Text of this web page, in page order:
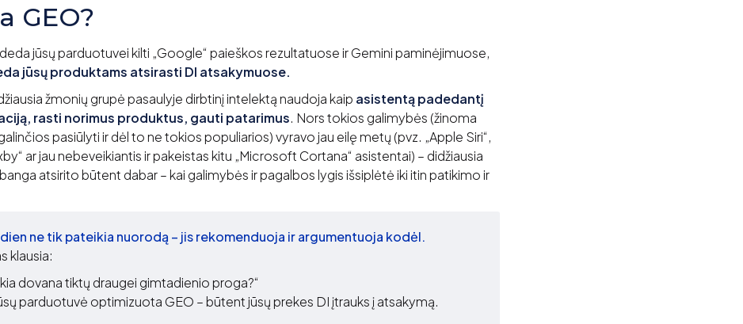
GEO?
jūsų parduotuvei kilti „Google“ paieškos rezultatuose ir Gemini paminėjimuose,
jūsų produktams atsirasti DI atsakymuose.
žmonių grupė pasaulyje dirbtinį intelektą naudoja kaip asistentą padedantį
rasti norimus produktus, gauti patarimus. Nors tokios galimybės (žinoma
pasiūlyti ir dėl to ne tokios populiarios) vyravo jau eilę metų (pvz. „Apple Siri“,
ar jau nebeveikiantis ir pakeistas kitu „Microsoft Cortana“ asistentai) – didžiausia
atsirito būtent dabar – kai galimybės ir pagalbos lygis išsiplėtė iki itin patikimo ir
ne tik pateikia nuorodą – jis rekomenduoja ir argumentuoja kodėl.
klausia:
dovana tiktų draugei gimtadienio proga?“
parduotuvė optimizuota GEO – būtent jūsų prekes DI įtrauks į atsakymą.